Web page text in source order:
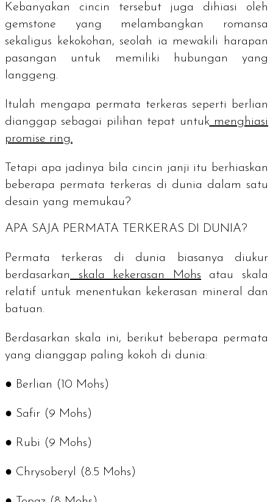
Kebanyakan cincin tersebut juga dihiasi oleh
gemstone yang melambangkan romansa
sekaligus kekokohan, seolah ia mewakili harapan
pasangan untuk memiliki hubungan yang
langgeng.
Itulah mengapa permata terkeras seperti berlian
dianggap sebagai pilihan tepat untuk menghiasi
promise ring.
Tetapi apa jadinya bila cincin janji itu berhiaskan
beberapa permata terkeras di dunia dalam satu
desain yang memukau?
APA SAJA PERMATA TERKERAS DI DUNIA?
Permata terkeras di dunia biasanya diukur
berdasarkan
skala kekerasan Mohs atau skala
relatif untuk menentukan kekerasan mineral dan
batuan.
Berdasarkan skala ini, berikut beberapa permata
yang dianggap paling kokoh di dunia:
● Berlian (10 Mohs)
● Safir (9 Mohs)
● Rubi (9 Mohs)
● Chrysoberyl (8.5 Mohs)